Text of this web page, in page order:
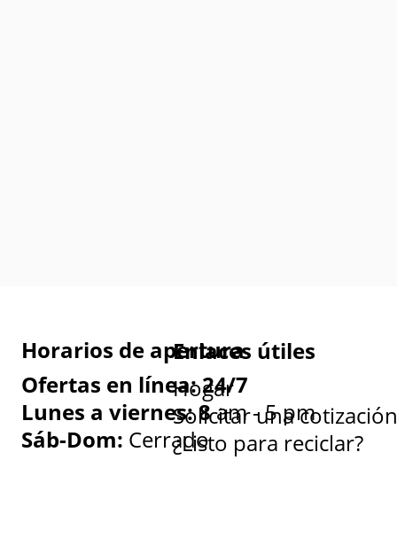
Horarios de apertura
Ofertas en línea: 24/7
Lunes a viernes: 8am - 5 pm
Sáb-Dom: Cerrado
Enlaces útiles
Hogar
Solicitar una
¿Listo para reciclar?